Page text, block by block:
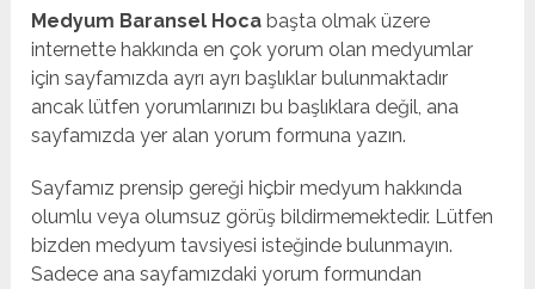
Medyum Baransel Hoca başta olmak üzere
internette hakkında en çok yorum olan medyumlar
için sayfamızda ayrı ayrı başlıklar bulunmaktadır
ancak lütfen yorumlarınızı bu başlıklara değil, ana
sayfamızda yer alan yorum formuna yazın.
Sayfamız prensip gereği hiçbir medyum hakkında
olumlu veya olumsuz görüş bildirmemektedir. Lütfen
bizden medyum tavsiyesi isteğinde bulunmayın.
Sadece ana sayfamızdaki yorum formundan